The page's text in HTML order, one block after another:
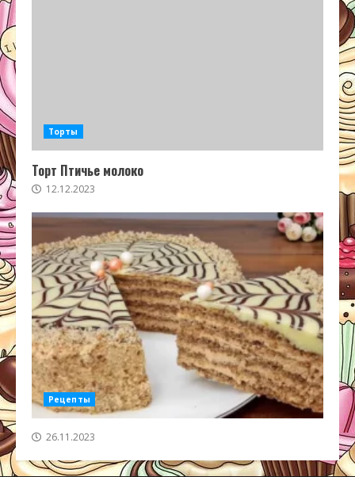
Торты
Торт Птичье молоко
12.12.2023
Рецепты
26.11.2023